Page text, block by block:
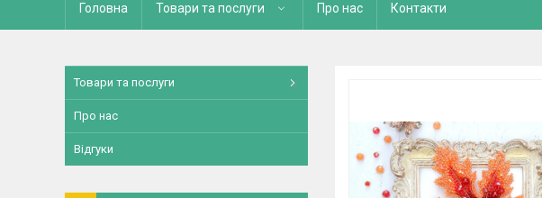
Головна Товари та послуги Про нас Контакти
Товари та послуги
Про нас
Відгуки